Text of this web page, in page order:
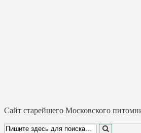
Cайт старейшего Московского